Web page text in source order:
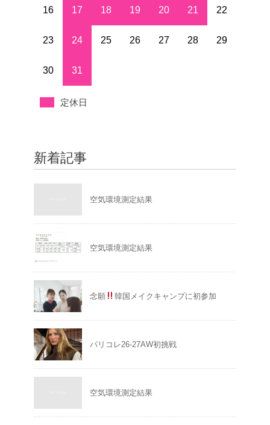
16 17 18 19 20 21 22
23 24 25 26 27 28 29
30 31
定休日
新着記事
空気環境測定結果
空気環境測定結果
念願 韓国メイクキャンプに初参加
パリコレ26-27AW初挑戦
空気環境測定結果